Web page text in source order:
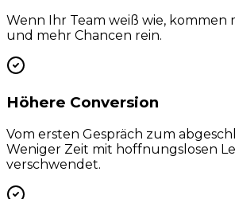
Wenn Ihr Team weiß wie, kommen
und mehr Chancen rein.
Höhere Conversion
Vom ersten Gespräch zum
Weniger Zeit mit hoffnungslosen
verschwendet.